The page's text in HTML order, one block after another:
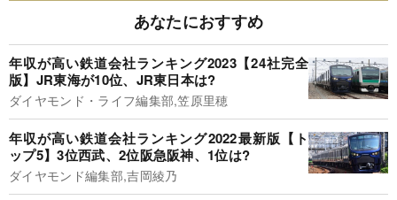
あなたにおすすめ
年収が高い鉄道会社ランキング2023【24社完全
版】JR東海が10位、JR東日本は?
ダイヤモンド・ライフ編集部,笠原里穂
年収が高い鉄道会社ランキング2022最新版【ト
ップ5】3位西武、2位阪急阪神、1位は?
ダイヤモンド編集部,吉岡綾乃